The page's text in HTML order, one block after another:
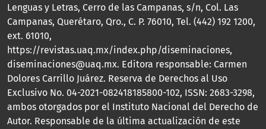
Lenguas y Letras, Cerro de las Campanas, s/n, Col. Las
Campanas, Querétaro, Qro., C. P. 76010, Tel. (442) 192 1200,
ext. 61010,
https://revistas.uaq.mx/index.php/diseminaciones,
diseminaciones@uaq.mx. Editora responsable: Carmen
Dolores Carrillo Juárez. Reserva de Derechos al Uso
Exclusivo No. 04-2021-082418185800-102, ISSN: 2683-3298,
ambos otorgados por el Instituto Nacional del Derecho de
Autor. Responsable de la última actualización de este